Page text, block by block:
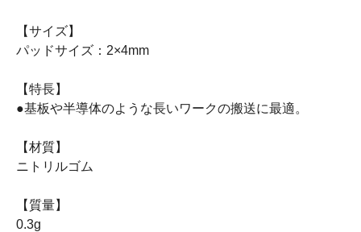
【サイズ】
パッドサイズ：2×4mm
【特長】
●基板や半導体のような長いワークの搬送に最適。
【材質】
ニトリルゴム
【質量】
0.3g